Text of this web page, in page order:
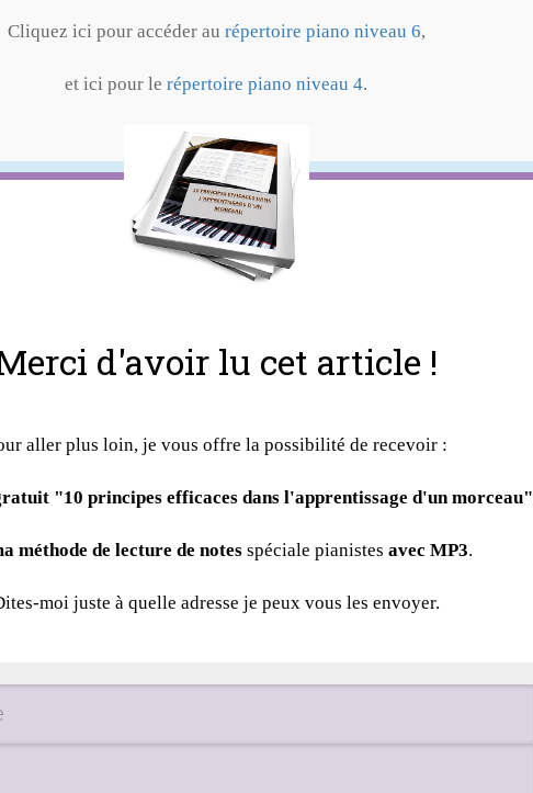
Cliquez ici pour accéder au répertoire piano niveau 6,
et ici pour le répertoire piano niveau 4.
d'avoir lu cet article !
aller plus loin, je vous offre la possibilité de recevoir :
"10 principes efficaces dans l'apprentissage d'un morceau"
méthode de lecture de notes spéciale pianistes avec MP3.
moi juste à quelle adresse je peux vous les envoyer.